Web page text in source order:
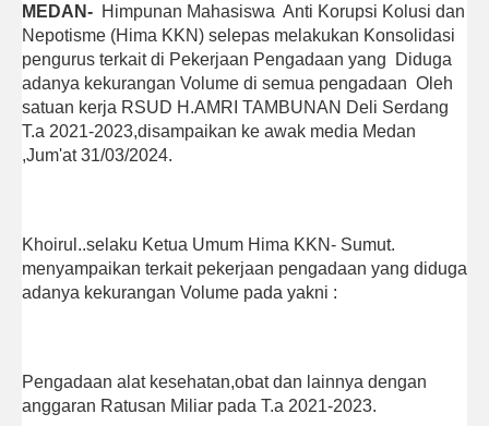
MEDAN- Himpunan Mahasiswa Anti Korupsi Kolusi dan
Nepotisme (Hima KKN) selepas melakukan Konsolidasi
pengurus terkait di Pekerjaan Pengadaan yang Diduga
adanya kekurangan Volume di semua pengadaan Oleh
satuan kerja RSUD H.AMRI TAMBUNAN Deli Serdang
T.a 2021-2023,disampaikan ke awak media Medan
,Jum'at 31/03/2024.
Khoirul..selaku Ketua Umum Hima KKN- Sumut.
menyampaikan terkait pekerjaan pengadaan yang diduga
adanya kekurangan Volume pada yakni :
Pengadaan alat kesehatan,obat dan lainnya dengan
anggaran Ratusan Miliar pada T.a 2021-2023.